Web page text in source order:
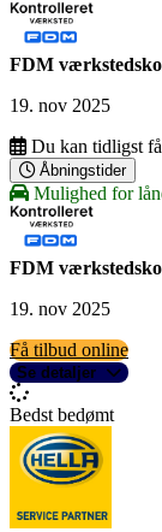
FDM
19. nov 2025
Du kan tidligst
Åbningstider
Mulighed for
FDM
19. nov 2025
Få tilbud online
Se detaljer
Bedst bedømt